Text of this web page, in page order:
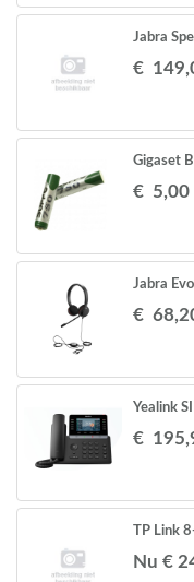
Jabra
€ 149,
Gigaset
€ 5,00
Jabra
€ 68,
Yealink
€ 195,
TP Link
Nu €